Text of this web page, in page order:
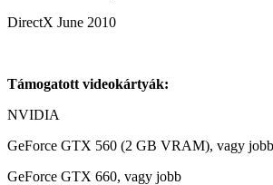
DirectX June 2010
Támogatott videokártyák:
NVIDIA
GeForce GTX 560 (2 GB VRAM), vagy jobb
GeForce GTX 660, vagy jobb